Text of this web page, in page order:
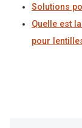
Solutions
Quelle est
pour